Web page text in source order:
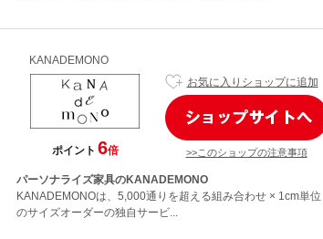
KANADEMONO
ポイント 6倍
お気に入りショップに追加
>>このショップの注意事項
パーソナライズ家具のKANADEMONO
KANADEMONOは、5,000通りを超える組み合わせ × 1cm単位
のサイズオーダーの独自サービ...